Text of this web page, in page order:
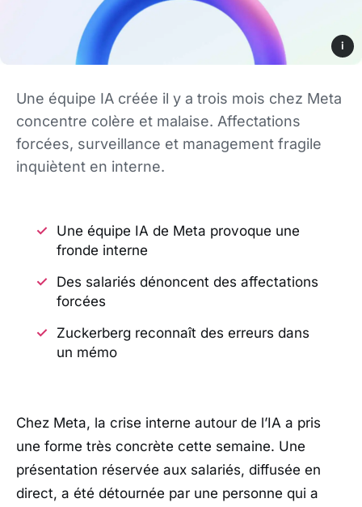
i
Une équipe IA créée il y a trois mois chez Meta
concentre colère et malaise. Affectations
forcées, surveillance et management fragile
inquiètent en interne.
Une équipe IA de Meta provoque une
fronde interne
Des salariés dénoncent des affectations
forcées
Zuckerberg reconnaît des erreurs dans
un mémo
Chez Meta, la crise interne autour de l’IA a pris
une forme très concrète cette semaine. Une
présentation réservée aux salariés, diffusée en
direct, a été détournée par une personne qui a